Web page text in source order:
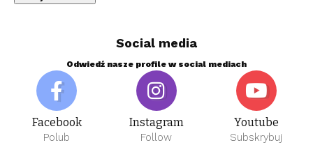
Social media
Odwiedź nasze profile w social mediach
Facebook
Polub
Instagram
Follow
Youtube
Subskrybuj